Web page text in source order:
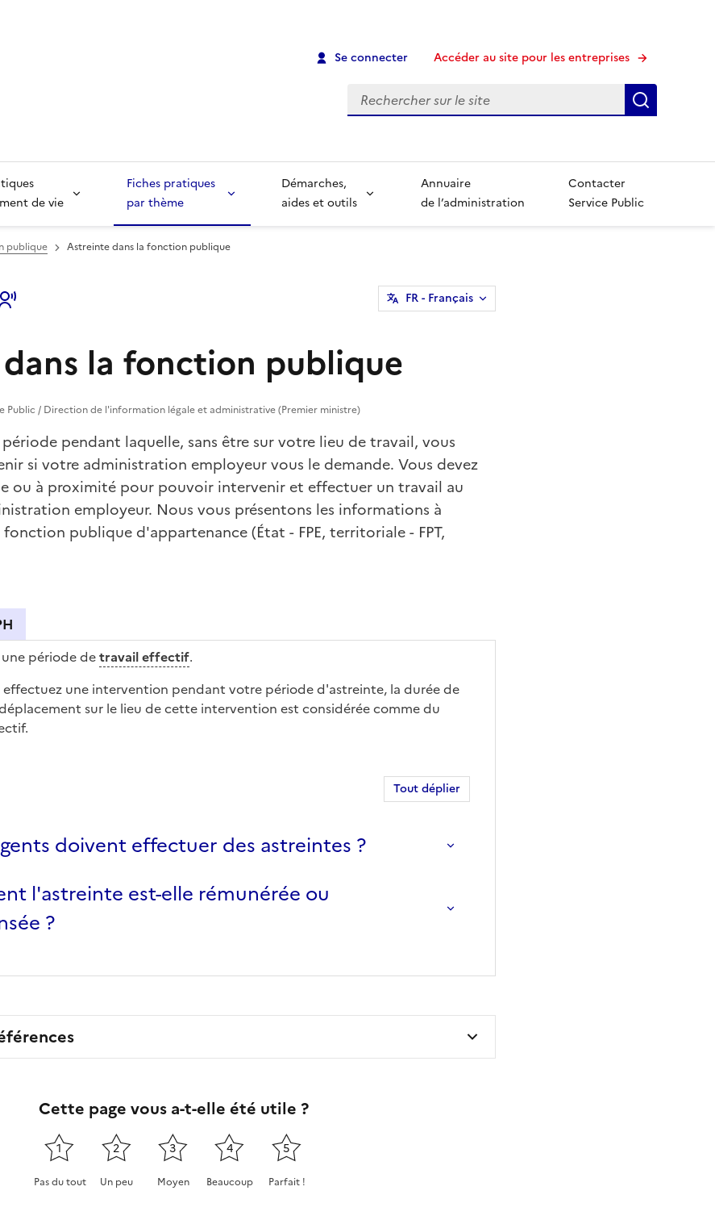
Se connecter Accéder au site pour les entreprises
Recherche
de vie
Fiches pratiques
par thème
Démarches,
aides et outils
Annuaire
de l’administration
Contacter
Service Public
publique Astreinte dans la fonction publique
FR- Français
la fonction publique
Public / Direction de l'information légale et administrative (Premier ministre)
pendant laquelle, sans être sur votre lieu de travail, vous
si votre administration employeur vous le demande. Vous devez
ou à proximité pour pouvoir intervenir et effectuer un travail au
employeur. Nous vous présentons les informations à
publique d'appartenance (État - FPE, territoriale - FPT,
période detravail effectif.
effectuez une intervention pendant votre période d'astreinte, la durée de
sur le lieu de cette intervention est considérée comme du
Tout déplier
doivent effectuer des astreintes ?
l'astreinte est-elle rémunérée ou
?
Cette page vous a-t-elle été utile ?
1
Pas du tout
2
Un peu
3
Moyen
4
Beaucoup
5
Parfait !